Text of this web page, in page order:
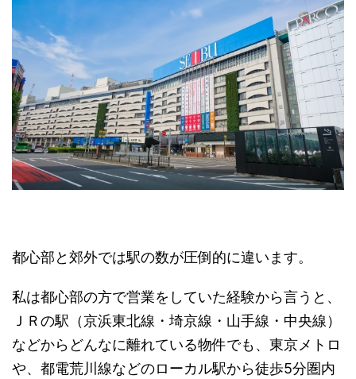
都心部と郊外では駅の数が圧倒的に違います。
私は都心部の方で営業をしていた経験から言うと、
ＪＲの駅（京浜東北線・埼京線・山手線・中央線）
などからどんなに離れている物件でも、東京メトロ
や、都電荒川線などのローカル駅から徒歩5分圏内